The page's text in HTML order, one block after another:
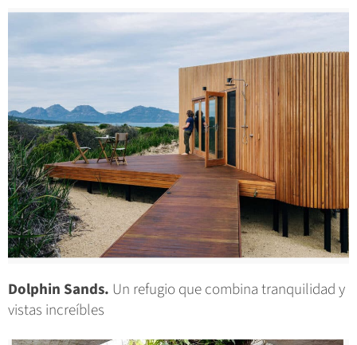
Dolphin Sands. Un refugio que combina tranquilidad y
vistas increíbles